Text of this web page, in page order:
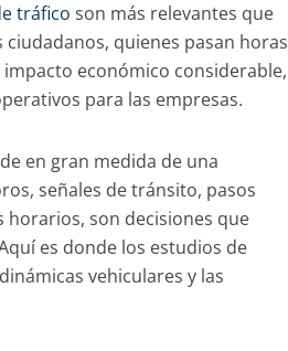
tráfico son más relevantes que
quienes pasan horas
económico considerable,
para las empresas.
en gran medida de una
señales de tránsito, pasos
son decisiones que
es donde los estudios de
vehiculares y las